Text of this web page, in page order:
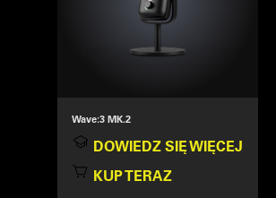
Wave:3 MK.2
DOWIEDZ SIĘ WIĘCEJ
KUP TERAZ